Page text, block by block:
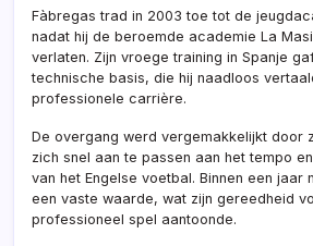
Fàbregas trad in 2003 toe tot de
nadat hij de beroemde academie La
verlaten. Zijn vroege training in Spanje
technische basis, die hij naadloos
professionele carrière.
De overgang werd vergemakkelijkt door
zich snel aan te passen aan het tempo
van het Engelse voetbal. Binnen een jaar
een vaste waarde, wat zijn gereedheid
professioneel spel aantoonde.